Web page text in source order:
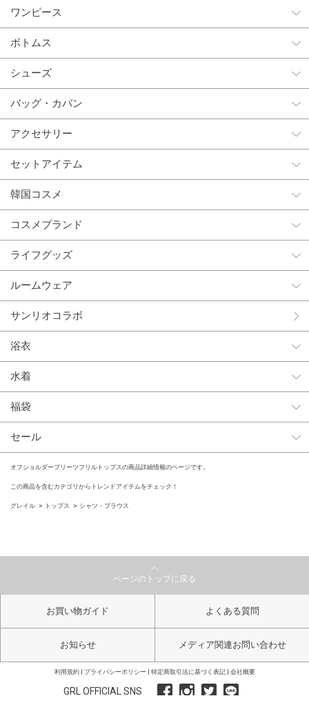
ワンピース
ボトムス
シューズ
バッグ・カバン
アクセサリー
セットアイテム
韓国コスメ
コスメブランド
ライフグッズ
ルームウェア
サンリオコラボ
浴衣
水着
福袋
セール
オフショルダープリーツフリルトップスの商品詳細情報のページです。
この商品を含むカテゴリからトレンドアイテムをチェック！
グレイル トップス シャツ・ブラウス
ページのトップに戻る
お買い物ガイド よくある質問
お知らせ メディア関連お問い合わせ
利用規約 プライバシーポリシー 特定商取引法に基づく表記 会社概要
GRL OFFICIAL SNS